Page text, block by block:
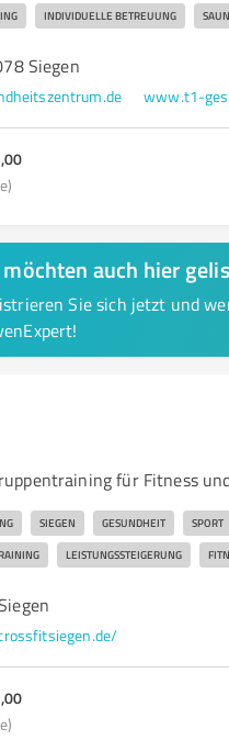
INDIVIDUELLE BETREUUNG
Siegen
www.t1-
möchten auch hier
Sie sich jetzt und
für Fitness
SIEGEN GESUNDHEIT SPORT
LEISTUNGSSTEIGERUNG